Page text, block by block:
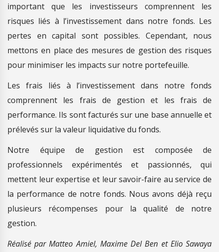
important que les investisseurs comprennent les
risques liés à l’investissement dans notre fonds. Les
pertes en capital sont possibles. Cependant, nous
mettons en place des mesures de gestion des risques
pour minimiser les impacts sur notre portefeuille.
Les frais liés à l’investissement dans notre fonds
comprennent les frais de gestion et les frais de
performance. Ils sont facturés sur une base annuelle et
prélevés sur la valeur liquidative du fonds.
Notre équipe de gestion est composée de
professionnels expérimentés et passionnés, qui
mettent leur expertise et leur savoir-faire au service de
la performance de notre fonds. Nous avons déjà reçu
plusieurs récompenses pour la qualité de notre
gestion.
Réalisé par Matteo Amiel, Maxime Del Ben et Elio Sawaya